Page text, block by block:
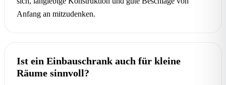
Anfang an mitzudenken.
Ist ein Einbauschrank auch für kleine
Räume sinnvoll?